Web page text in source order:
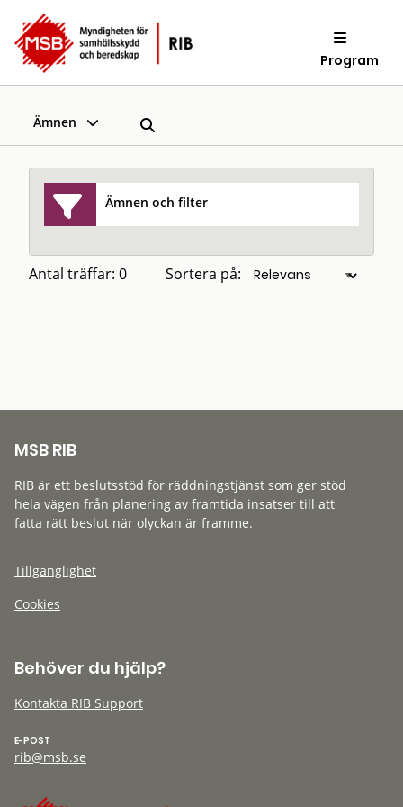
Program
Ämnen
Ämnen och filter
Antal träffar: 0 Sortera på:
MSB RIB
RIB är ett beslutsstöd för räddningstjänst som ger stöd
hela vägen från planering av framtida insatser till att
fatta rätt beslut när olyckan är framme.
Tillgänglighet
Cookies
Behöver du hjälp?
Kontakta RIB Support
E-POST
rib@msb.se